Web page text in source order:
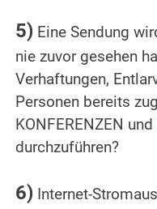
5) Eine Sendung
nie zuvor gesehen
Verhaftungen,
Personen bereits
KONFERENZEN
durchzuführen?
6) Internet-